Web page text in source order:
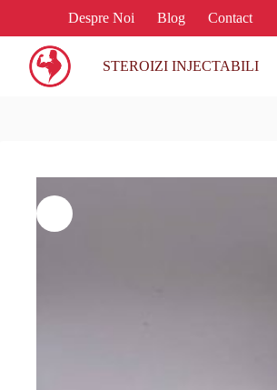
Despre Noi Blog Contact
STEROIZI INJECTABILI